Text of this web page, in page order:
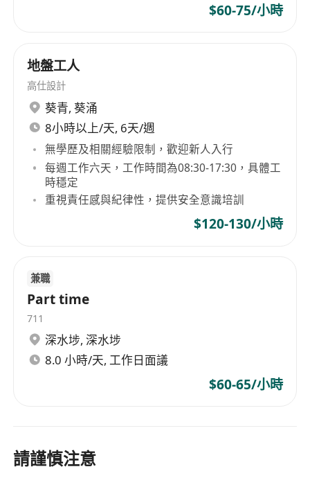
$60-75/小時
地盤工人
高仕設計
葵青, 葵涌
8小時以上/天, 6天/週
無學歷及相關經驗限制，歡迎新人入行
每週工作六天，工作時間為08:30-17:30，具體工
時穩定
重視責任感與紀律性，提供安全意識培訓
$120-130/小時
兼職
Part time
711
深水埗, 深水埗
8.0 小時/天, 工作日面議
$60-65/小時
請謹慎注意